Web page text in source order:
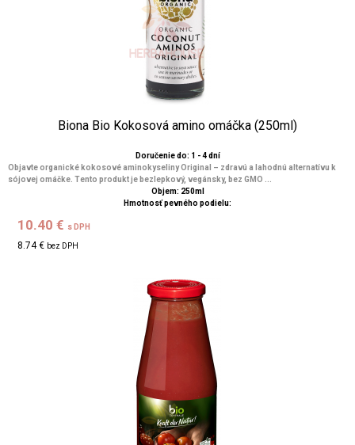
Biona Bio Kokosová amino omáčka (250ml)
Doručenie do: 1 - 4 dní
Objavte organické kokosové aminokyseliny Original – zdravú a lahodnú alternatívu k
sójovej omáčke. Tento produkt je bezlepkový, vegánsky, bez GMO ...
Objem: 250ml
Hmotnosť pevného podielu:
10.40 € s DPH
8.74 € bez DPH